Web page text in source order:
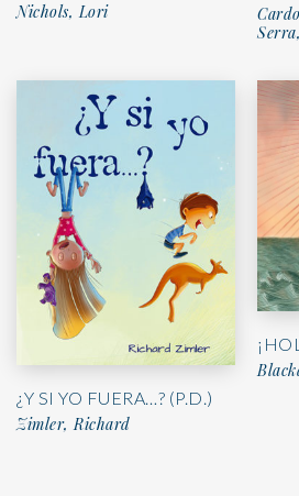
Nichols, Lori
¿Y SI YO FUERA…? (P.D.)
Zimler, Richard